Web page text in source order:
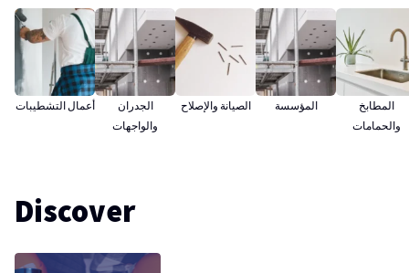
أعمال التشطيبات
الجدران
والواجهات
الصيانة والإصلاح المؤسسة
المطابخ
والحمامات
Discover